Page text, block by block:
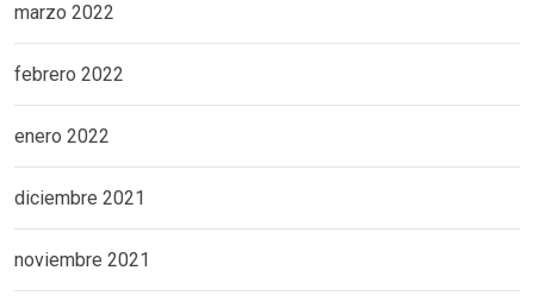
marzo 2022
febrero 2022
enero 2022
diciembre 2021
noviembre 2021